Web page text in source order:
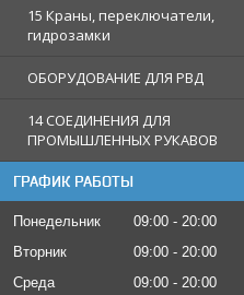
15 Краны, переключатели,
гидрозамки
ОБОРУДОВАНИЕ ДЛЯ РВД
14 СОЕДИНЕНИЯ ДЛЯ
ПРОМЫШЛЕННЫХ РУКАВОВ
ГРАФИК РАБОТЫ
Понедельник 09:00
20:00
Вторник
09:00
20:00
Среда
09:00
20:00